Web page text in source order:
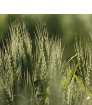
Agronegocios
Mercados
Seguinos